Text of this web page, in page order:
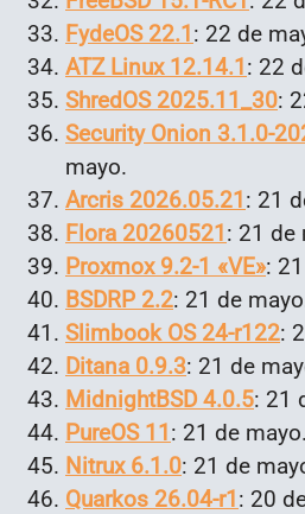
FydeOS 22.1 : 22 de
ATZ Linux 12.14.1 : 22
ShredOS 2025.11_30:
Security Onion 3.1.0-
mayo.
Arcris 2026.05.21 : 21
Flora 20260521 : 21 de
Proxmox 9.2-1 «VE»:
BSDRP 2.2: 21 de
Slimbook OS 24-r122:
Ditana 0.9.3: 21 de
MidnightBSD 4.0.5: 21
PureOS 11 : 21 de mayo.
Nitrux 6.1.0: 21 de
Quarkos 26.04-r1 : 20